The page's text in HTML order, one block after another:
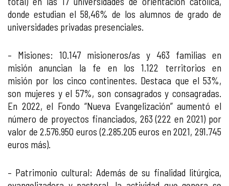
donde estudian el 58,46% de los alumnos de grado de
universidades privadas presenciales.
– Misiones: 10.147 misioneros/as y 463 familias en
misión anuncian la fe en los 1.122 territorios en
misión por los cinco continentes. Destaca que el 53%,
son mujeres y el 57%, son consagrados y consagradas.
En 2022, el Fondo “Nueva Evangelización” aumentó el
número de proyectos financiados, 263 (222 en 2021) por
valor de 2.576.950 euros (2.285.205 euros en 2021, 291.745
euros más).
– Patrimonio cultural: Además de su finalidad litúrgica,